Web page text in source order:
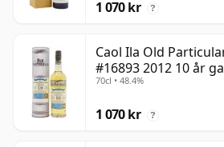
1 070 kr ?
Caol Ila Old
#16893 2012 10 år
70cl • 48.4%
1 070 kr ?